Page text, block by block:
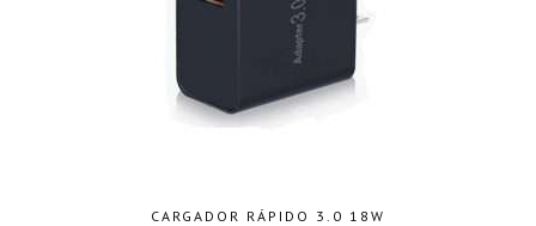
CARGADOR RÁPIDO 3.0 18W